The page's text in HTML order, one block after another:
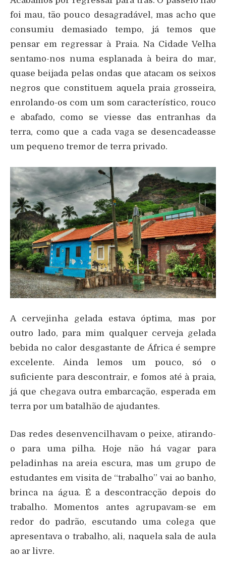
foi mau, tão pouco desagradável, mas acho que
consumiu demasiado tempo, já temos que
pensar em regressar à Praia. Na Cidade Velha
sentamo-nos numa esplanada à beira do mar,
quase beijada pelas ondas que atacam os seixos
negros que constituem aquela praia grosseira,
enrolando-os com um som característico, rouco
e abafado, como se viesse das entranhas da
terra, como que a cada vaga se desencadeasse
um pequeno tremor de terra privado.
A cervejinha gelada estava óptima, mas por
outro lado, para mim qualquer cerveja gelada
bebida no calor desgastante de África é sempre
excelente. Ainda lemos um pouco, só o
suficiente para descontrair, e fomos até à praia,
já que chegava outra embarcação, esperada em
terra por um batalhão de ajudantes.
Das redes desenvencilhavam o peixe, atirando-
o para uma pilha. Hoje não há vagar para
peladinhas na areia escura, mas um grupo de
estudantes em visita de “trabalho” vai ao banho,
brinca na água. É a descontracção depois do
trabalho. Momentos antes agrupavam-se em
redor do padrão, escutando uma colega que
apresentava o trabalho, ali, naquela sala de aula
ao ar livre.